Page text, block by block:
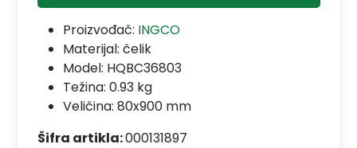
Proizvođač: INGCO
Materijal: čelik
Model: HQBC36803
Težina: 0.93 kg
Veličina: 80x900 mm
Šifra artikla:000131897